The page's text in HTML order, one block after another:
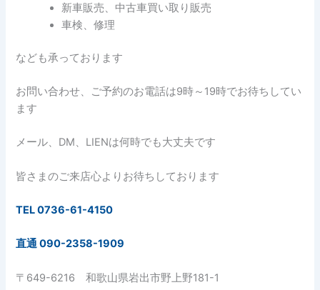
新車販売、中古車買い取り販売
車検、修理
なども承っております
お問い合わせ、ご予約のお電話は9時～19時でお待ちしてい
ます
メール、DM、LIENは何時でも大丈夫です
皆さまのご来店心よりお待ちしております
TEL 0736-61-4150
直通 090-2358-1909
〒649-6216 和歌山県岩出市野上野181-1